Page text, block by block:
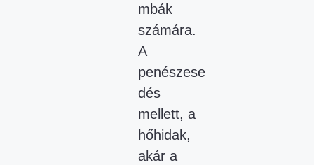
mbák
számára.
A
penészese
dés
mellett, a
hőhidak,
akár a